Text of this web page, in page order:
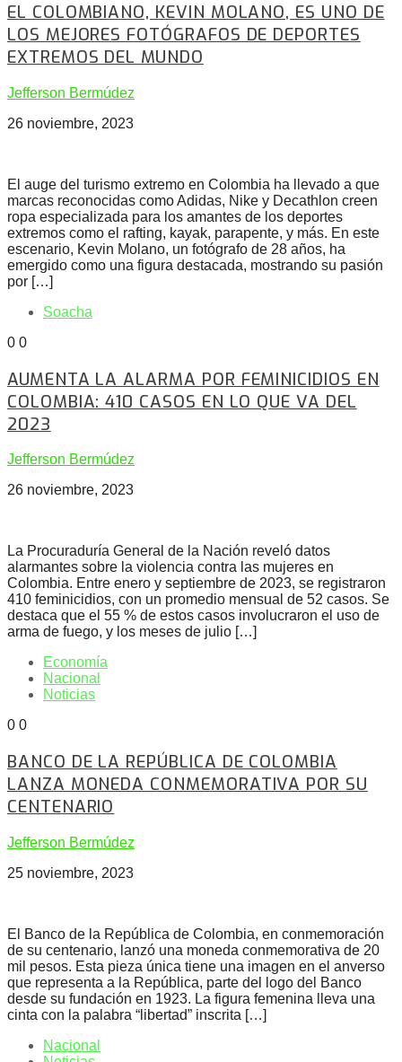
EL COLOMBIANO, KEVIN MOLANO, ES UNO DE
LOS MEJORES FOTÓGRAFOS DE DEPORTES
EXTREMOS DEL MUNDO
Jefferson Bermúdez
26 noviembre, 2023
El auge del turismo extremo en Colombia ha llevado a que
marcas reconocidas como Adidas, Nike y Decathlon creen
ropa especializada para los amantes de los deportes
extremos como el rafting, kayak, parapente, y más. En este
escenario, Kevin Molano, un fotógrafo de 28 años, ha
emergido como una figura destacada, mostrando su pasión
por […]
Soacha
0 0
AUMENTA LA ALARMA POR FEMINICIDIOS EN
COLOMBIA: 410 CASOS EN LO QUE VA DEL
2023
Jefferson Bermúdez
26 noviembre, 2023
La Procuraduría General de la Nación reveló datos
alarmantes sobre la violencia contra las mujeres en
Colombia. Entre enero y septiembre de 2023, se registraron
410 feminicidios, con un promedio mensual de 52 casos. Se
destaca que el 55 % de estos casos involucraron el uso de
arma de fuego, y los meses de julio […]
Economía
Nacional
Noticias
0 0
BANCO DE LA REPÚBLICA DE COLOMBIA
LANZA MONEDA CONMEMORATIVA POR SU
CENTENARIO
Jefferson Bermúdez
25 noviembre, 2023
El Banco de la República de Colombia, en conmemoración
de su centenario, lanzó una moneda conmemorativa de 20
mil pesos. Esta pieza única tiene una imagen en el anverso
que representa a la República, parte del logo del Banco
desde su fundación en 1923. La figura femenina lleva una
cinta con la palabra “libertad” inscrita […]
Nacional